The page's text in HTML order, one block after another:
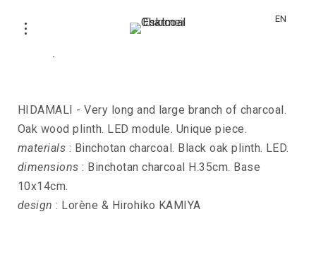
EN
HIDAMALI - Very long and large branch of charcoal.
Oak wood plinth. LED module. Unique piece.
materials : Binchotan charcoal. Black oak plinth. LED.
dimensions : Binchotan charcoal H.35cm. Base
10x14cm.
design : Lorène & Hirohiko KAMIYA